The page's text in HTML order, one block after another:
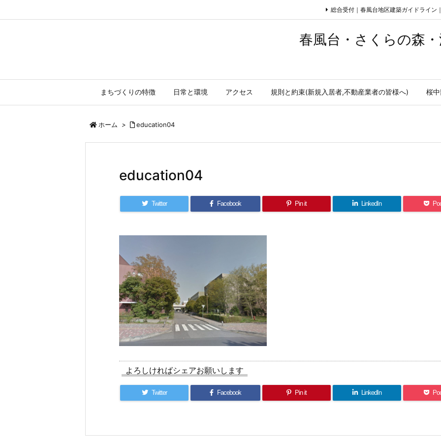
春風台・さくらの森
まちづくりの特徴 日常と環境 アクセス 規則と約束(新規入居者,不動産業者の皆様へ) 桜
総合受付｜春風台地区建築ガイドライン
ホーム > education04
education04
Twitter Facebook Pin it LinkedIn
よろしければシェアお願いします
Twitter Facebook Pin it LinkedIn